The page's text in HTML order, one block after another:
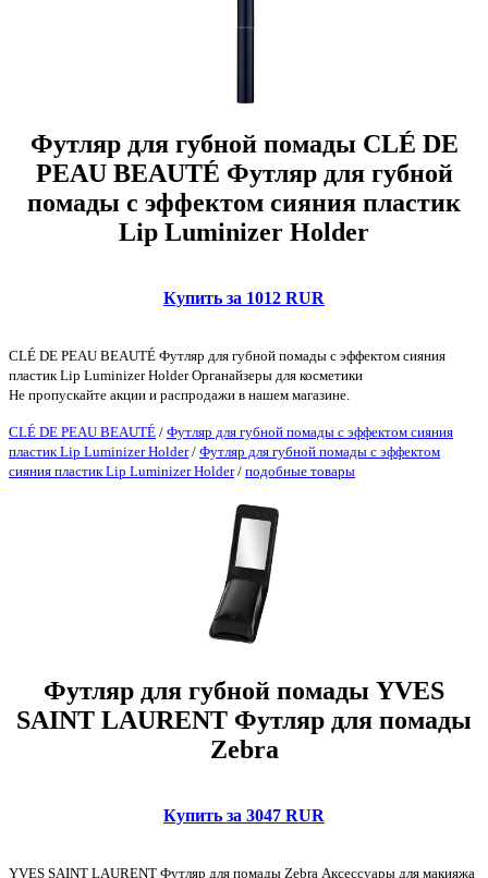
Футляр для губной помады CLÉ DE
PEAU BEAUTÉ Футляр для губной
помады с эффектом сияния пластик
Lip Luminizer Holder
Купить за 1012 RUR
CLÉ DE PEAU BEAUTÉ Футляр для губной помады с эффектом сияния
пластик Lip Luminizer Holder Органайзеры для косметики
Не пропускайте акции и распродажи в нашем магазине.
CLÉ DE PEAU BEAUTÉ / Футляр для губной помады с эффектом сияния
пластик Lip Luminizer Holder/ Футляр для губной помады с эффектом
сияния пластик Lip Luminizer Holder/ подобные товары
Футляр для губной помады YVES
SAINT LAURENT Футляр для помады
Zebra
Купить за 3047 RUR
YVES SAINT LAURENT Футляр для помады Zebra Аксессуары для макияжа